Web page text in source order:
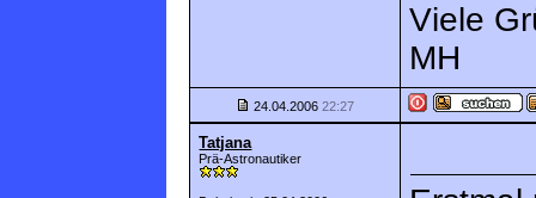
Viele
MH
24.04.200622:27
Tatjana
Prä-Astronautiker